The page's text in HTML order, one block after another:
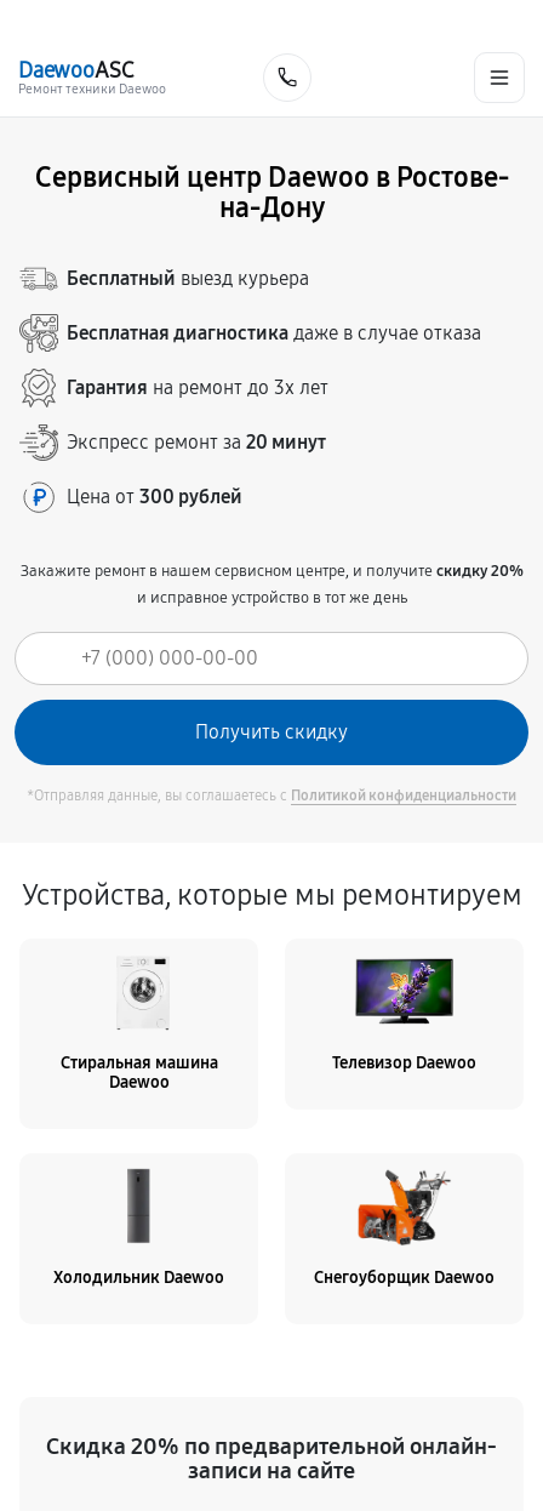
DaewooASC
Ремонт техники Daewoo
Сервисный центр Daewoo в Ростове-
на-Дону
Бесплатный выезд курьера
Бесплатная диагностика даже в случае отказа
Гарантия на ремонт до 3х лет
Экспресс ремонт за 20 минут
Цена от 300 рублей
Закажите ремонт в нашем сервисном центре, и получитескидку 20%
и исправное устройство в тот же день
*Отправляя данные, вы соглашаетесь с Политикой конфиденциальности
Устройства, которые мы ремонтируем
Стиральная машина
Daewoo
Телевизор Daewoo
Холодильник Daewoo Снегоуборщик Daewoo
Скидка 20% по предварительной онлайн-
записи на сайте